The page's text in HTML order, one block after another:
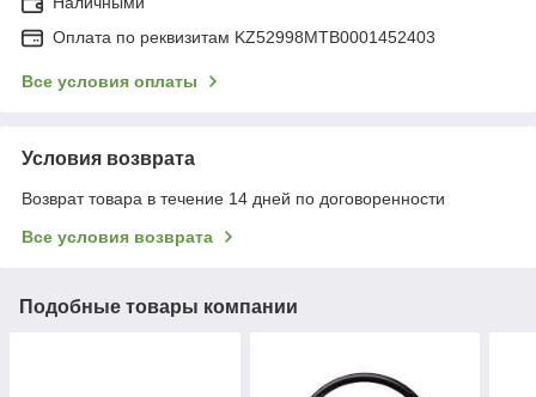
Оплата по реквизитам KZ52998MTB0001452403
Все условия оплаты
Условия возврата
Возврат товара в течение 14 дней по договоренности
Все условия возврата
Подобные товары компании